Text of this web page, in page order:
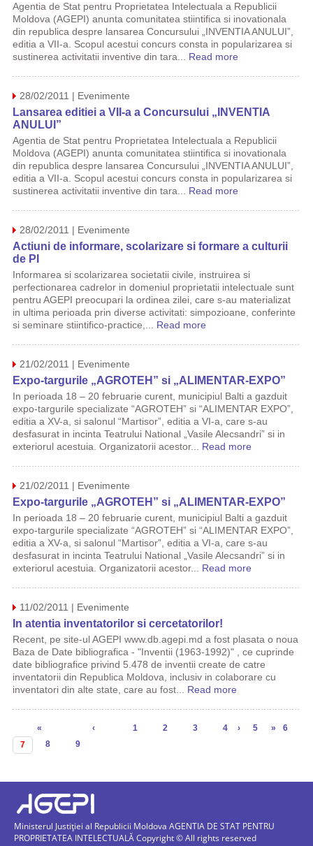
Agentia de Stat pentru Proprietatea Intelectuala a Republicii
Moldova (AGEPI) anunta comunitatea stiintifica si inovationala
din republica despre lansarea Concursului „INVENTIA ANULUI”,
editia a VII-a. Scopul acestui concurs consta in popularizarea si
sustinerea activitatii inventive din tara... Read more
28/02/2011 | Evenimente
Lansarea editiei a VII-a a Concursului „INVENTIA
ANULUI”
Agentia de Stat pentru Proprietatea Intelectuala a Republicii
Moldova (AGEPI) anunta comunitatea stiintifica si inovationala
din republica despre lansarea Concursului „INVENTIA ANULUI”,
editia a VII-a. Scopul acestui concurs consta in popularizarea si
sustinerea activitatii inventive din tara... Read more
28/02/2011 | Evenimente
Actiuni de informare, scolarizare si formare a culturii
de PI
Informarea si scolarizarea societatii civile, instruirea si
perfectionarea cadrelor in domeniul proprietatii intelectuale sunt
pentru AGEPI preocupari la ordinea zilei, care s-au materializat
in ultima perioada prin diverse activitati: simpozioane, conferinte
si seminare stiintifico-practice,... Read more
21/02/2011 | Evenimente
Expo-targurile „AGROTEH” si „ALIMENTAR-EXPO”
In perioada 18 – 20 februarie curent, municipiul Balti a gazduit
expo-targurile specializate “AGROTEH” si “ALIMENTAR EXPO”,
editia a XV-a, si salonul “Martisor”, editia a VI-a, care s-au
desfasurat in incinta Teatrului National „Vasile Alecsandri” si in
exteriorul acestuia. Organizatorii acestor... Read more
21/02/2011 | Evenimente
Expo-targurile „AGROTEH” si „ALIMENTAR-EXPO”
In perioada 18 – 20 februarie curent, municipiul Balti a gazduit
expo-targurile specializate “AGROTEH” si “ALIMENTAR EXPO”,
editia a XV-a, si salonul “Martisor”, editia a VI-a, care s-au
desfasurat in incinta Teatrului National „Vasile Alecsandri” si in
exteriorul acestuia. Organizatorii acestor... Read more
11/02/2011 | Evenimente
In atentia inventatorilor si cercetatorilor!
Recent, pe site-ul AGEPI www.db.agepi.md a fost plasata o noua
Baza de Date bibliografica - "Inventii (1963-1992)" , ce cuprinde
date bibliografice privind 5.478 de inventii create de catre
inventatorii din Republica Moldova, inclusiv in colaborare cu
inventatori din alte state, care au fost... Read more
« ‹ 1 2 3 4 5
6
7
8 9
› »
Ministerul Justiției al Republicii Moldova AGENTIA DE STAT PENTRU
PROPRIETATEA INTELECTUALĂ Copyright © All rights reserved